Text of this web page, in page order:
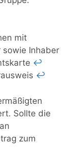
mit
sowie Inhaber
↩︎
↩︎
Sollte die
zum